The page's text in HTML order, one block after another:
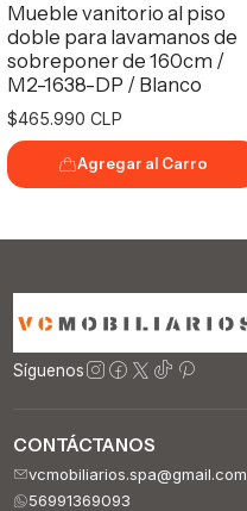
Mueble vanitorio al piso
doble para lavamanos de
sobreponer de 160cm /
M2-1638-DP / Blanco
$465.990 CLP
Agregar al Carro
Síguenos
CONTÁCTANOS
vcmobiliarios.spa@gmail.com
56991369093